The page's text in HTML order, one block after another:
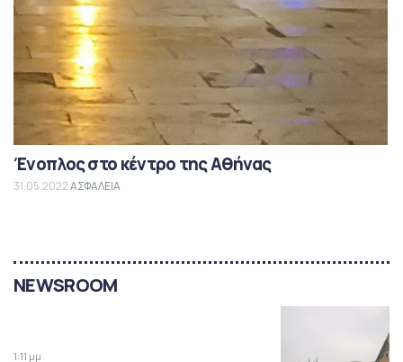
Ένοπλος στο κέντρο της Αθήνας
31.05.2022ΑΣΦΑΛΕΙΑ
NEWSROOM
1:11 μμ